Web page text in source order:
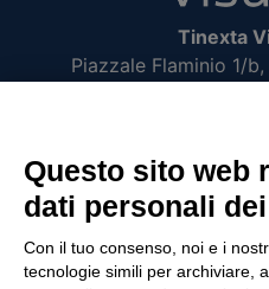
Tinexta
Piazzale Flaminio 1/
Società soggetta alla
P.IVA
Questo sito web
dati personali
Con il tuo consenso, noi e i
tecnologie simili per archiviare,